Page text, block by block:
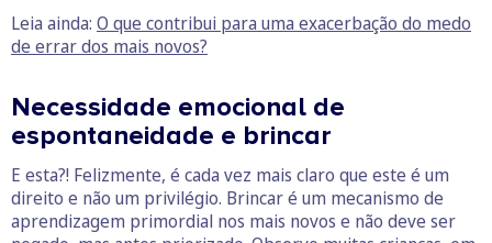
Leia ainda: O que contribui para uma exacerbação do medo
de errar dos mais novos?
Necessidade emocional de
espontaneidade e brincar
E esta?! Felizmente, é cada vez mais claro que este é um
direito e não um privilégio. Brincar é um mecanismo de
aprendizagem primordial nos mais novos e não deve ser